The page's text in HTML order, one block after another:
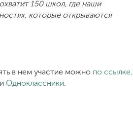
150 школ, где наши
которые открываются
в нем участие можно по ссылке.
и Одноклассники.